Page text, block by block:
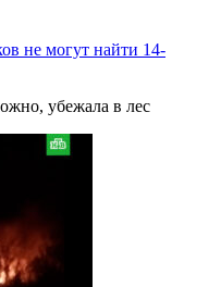
не могут найти 14-
убежала в лес